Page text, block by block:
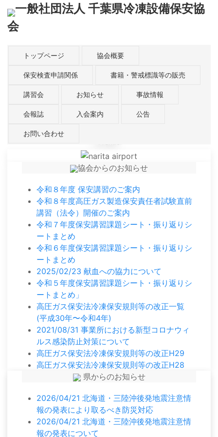
一般社団法人 千葉県冷凍設備保安協
会
トップページ 協会概要
保安検査申請関係 書籍・警戒標識等の販売
講習会 お知らせ 事故情報
会報誌 入会案内 公告
お問い合わせ
協会からのお知らせ
令和８年度 保安講習のご案内
令和８年度高圧ガス製造保安責任者試験直前
講習（法令）開催のご案内
令和７年度保安講習課題シート・振り返りシ
ートまとめ
令和６年度保安講習課題シート・振り返りシ
ートまとめ
2025/02/23 献血への協力について
令和５年度保安講習課題シート・振り返りシ
ートまとめ」
高圧ガス保安法冷凍保安規則等の改正一覧
(平成30年〜令和4年)
2021/08/31 事業所における新型コロナウィ
ルス感染防止対策について
高圧ガス保安法冷凍保安規則等の改正H29
高圧ガス保安法冷凍保安規則等の改正H28
県からのお知らせ
2026/04/21 北海道・三陸沖後発地震注意情
報の発表により取るべき防災対応
2026/04/21 北海道・三陸沖後発地震注意情
報の発表について